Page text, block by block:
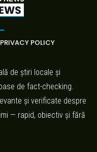
PRIVACY POLICY
de știri locale și
de fact-checking.
și verificate despre
— rapid, obiectiv și fără